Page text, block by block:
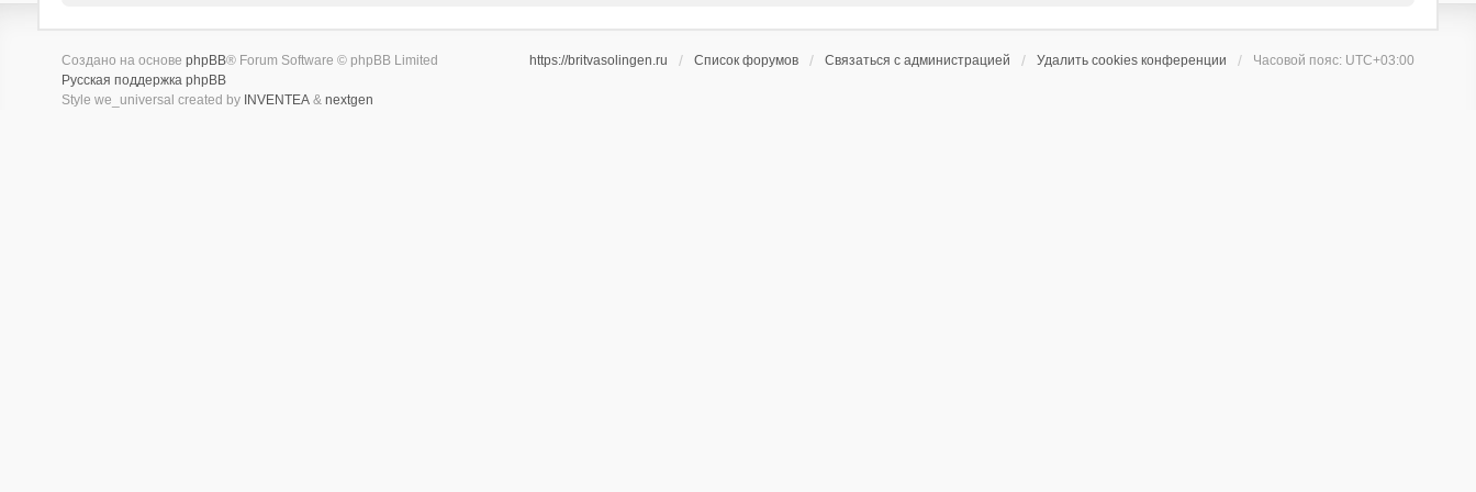
https://britvasolingen.ru Список форумов Связаться с администрацией Удалить cookies конференции Часовой пояс: UTC+03:00
Создано на основе phpBB® Forum Software © phpBB Limited
Русская поддержка phpBB
Style we_universal created by INVENTEA& nextgen